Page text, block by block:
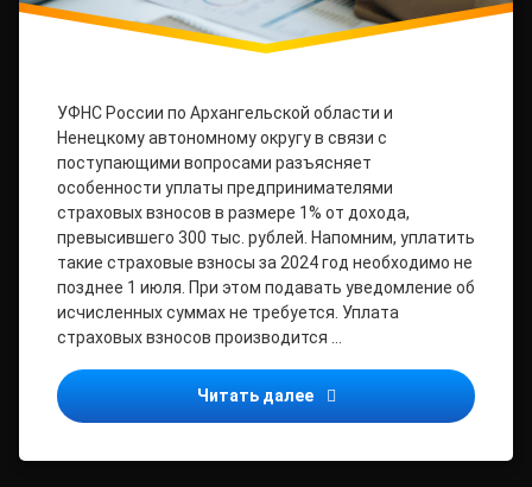
УФНС России по Архангельской области и
Ненецкому автономному округу в связи с
поступающими вопросами разъясняет
особенности уплаты предпринимателями
страховых взносов в размере 1% от дохода,
превысившего 300 тыс. рублей. Напомним, уплатить
такие страховые взносы за 2024 год необходимо не
позднее 1 июля. При этом подавать уведомление об
исчисленных суммах не требуется. Уплата
страховых взносов производится …
Читать далее Региональное УФНС